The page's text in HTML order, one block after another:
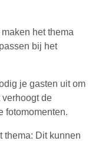
het thema
bij het
je gasten uit om
de
fotomomenten.
thema: Dit kunnen